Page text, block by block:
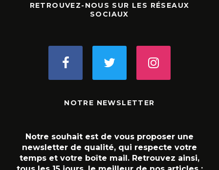
RETROUVEZ-NOUS SUR LES RÉSEAUX
SOCIAUX
NOTRE NEWSLETTER
Notre souhait est de vous proposer une
newsletter de qualité, qui respecte votre
temps et votre boîte mail. Retrouvez ainsi,